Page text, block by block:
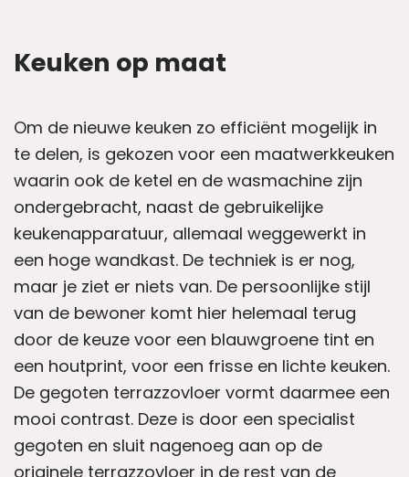
Keuken op maat
Om de nieuwe keuken zo efficiënt mogelijk in
te delen, is gekozen voor een maatwerkkeuken
waarin ook de ketel en de wasmachine zijn
ondergebracht, naast de gebruikelijke
keukenapparatuur, allemaal weggewerkt in
een hoge wandkast. De techniek is er nog,
maar je ziet er niets van. De persoonlijke stijl
van de bewoner komt hier helemaal terug
door de keuze voor een blauwgroene tint en
een houtprint, voor een frisse en lichte keuken.
De gegoten terrazzovloer vormt daarmee een
mooi contrast. Deze is door een specialist
gegoten en sluit nagenoeg aan op de
originele terrazzovloer in de rest van de